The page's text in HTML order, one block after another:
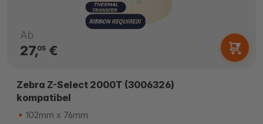
Ab
27,05€
Zebra Z-Select 2000T (3006326)
kompatibel
102mm x 76mm